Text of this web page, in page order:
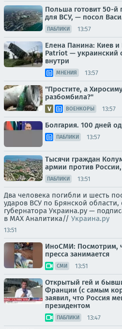
Польша готовит 50-
для ВСУ, — посол
ПАБЛИКИ 13:57
Елена Панина: Киев и
Patriot — украинский
внутри
МНЕНИЯ 13:57
"Простите, а
разбомбила?"
ВОЕНКОРЫ 13:57
Болгария. 100 дней
ПАБЛИКИ 13:57
Тысячи граждан
армии против
ПАБЛИКИ 13:51
Два человека погибли и шесть
ударов ВСУ по Брянской
губернатора Украина.ру —
в MAX Аналитика// Украина.ру
13:51
ИноСМИ: Посмотрим,
пресса занимается
СМИ 13:51
Открытый гей и
Франции (с самым
заявил, что Россия
президентом
ПАБЛИКИ 13:47